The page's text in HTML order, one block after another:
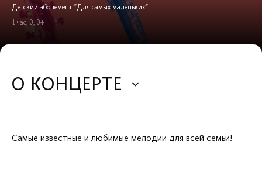
Детский абонемент "Для самых маленьких"
1 час, 0, 0+
О КОНЦЕРТЕ
Самые известные и любимые мелодии для всей семьи!